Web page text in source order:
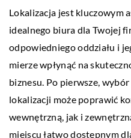
Lokalizacja jest kluczowym
idealnego biura dla Twojej
odpowiedniego oddziału i
mierze wpłynąć na
biznesu. Po pierwsze,
lokalizacji może poprawić
wewnętrzną, jak i
miejscu łatwo dostępnym